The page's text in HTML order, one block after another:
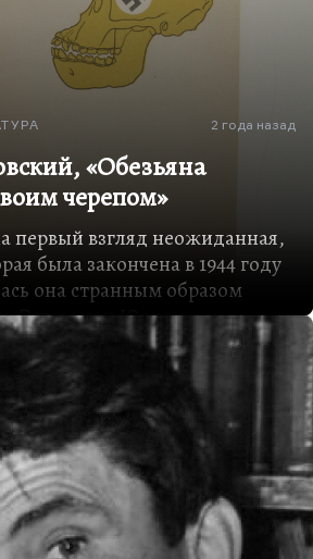
2 года назад
«Обезьяна
черепом»
первый взгляд неожиданная,
была закончена в 1944 году
она странным образом
Это роман Юрия
приходит за своим
надо рассказывать
жизнь его ― удивительный
что книги его
Полулегендарный
которого было под
большая прозаическая
и рассказах «Рождение